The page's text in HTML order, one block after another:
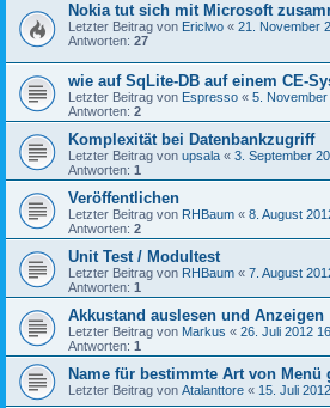
Nokia tut sich mit Microsoft
Letzter Beitrag von Ericlwo « 21. November
Antworten: 27
wie auf SqLite-DB auf einem CE-
Letzter Beitrag von Espresso « 5.
Antworten: 2
Komplexität bei Datenbankzugriff
Letzter Beitrag von upsala « 3. September
Antworten: 1
Veröffentlichen
Letzter Beitrag von RHBaum « 8. August
Antworten: 2
Unit Test / Modultest
Letzter Beitrag von RHBaum « 7. August
Antworten: 1
Akkustand auslesen und Anzeigen
Letzter Beitrag von Markus « 26. Juli 2012
Antworten: 1
Name für bestimmte Art von Menü
Letzter Beitrag von Atalanttore « 15. Juli